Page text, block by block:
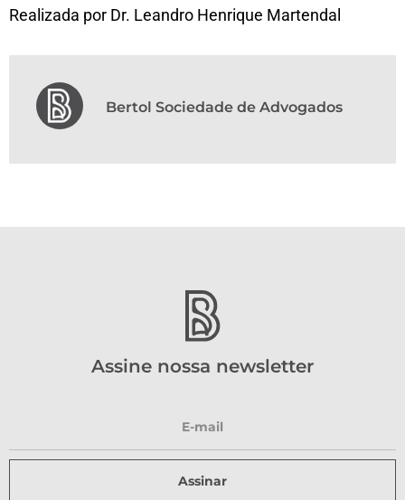
Realizada por Dr. Leandro Henrique Martendal
Bertol Sociedade de Advogados
Assine nossa newsletter
Assinar